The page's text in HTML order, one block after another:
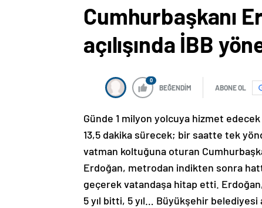
Cumhurbaşkanı
açılışında İBB
0
BEĞENDİM ABONE OL
Günde 1 milyon yolcuya hizmet edecek
13,5 dakika sürecek; bir saatte tek
vatman koltuğuna oturan
Erdoğan, metrodan indikten sonra
geçerek vatandaşa hitap etti.
5 yıl bitti, 5 yıl… Büyükşehir belediyesi